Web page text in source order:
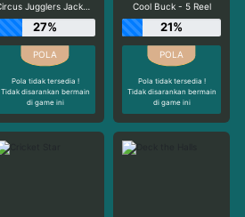
Circus Jugglers Jackpots
27%
Pola tidak tersedia !
Tidak disarankan bermain
di game ini
Cool Buck - 5 Reel
21%
Pola tidak tersedia !
Tidak disarankan bermain
di game ini